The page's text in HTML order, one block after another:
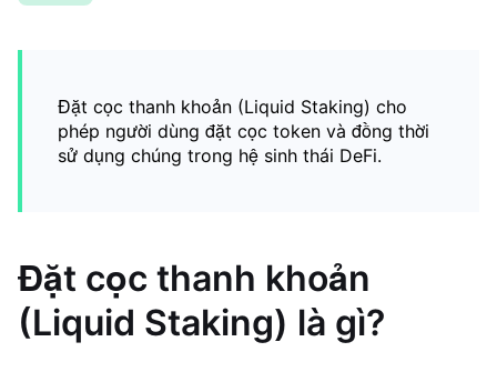
Đặt cọc thanh khoản (Liquid Staking) cho
phép người dùng đặt cọc token và đồng thời
sử dụng chúng trong hệ sinh thái DeFi.
Đặt cọc thanh khoản
(Liquid Staking) là gì?